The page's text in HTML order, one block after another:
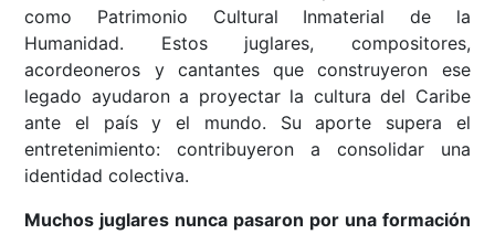
como Patrimonio Cultural Inmaterial de la
Humanidad. Estos juglares, compositores,
acordeoneros y cantantes que construyeron ese
legado ayudaron a proyectar la cultura del Caribe
ante el país y el mundo. Su aporte supera el
entretenimiento: contribuyeron a consolidar una
identidad colectiva.
Muchos juglares nunca pasaron por una formación